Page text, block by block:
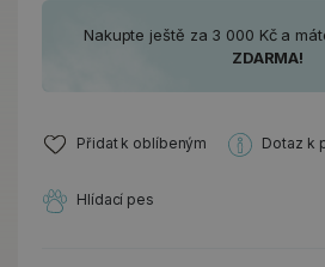
Nakupte ještě za 3 000 Kč a
ZDARMA!
Přidat k oblíbeným Dotaz k
Hlídací pes